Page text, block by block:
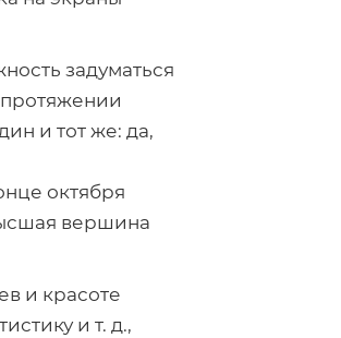
задуматься
протяжении
и тот же: да,
октября
вершина
и красоте
и т. д.,